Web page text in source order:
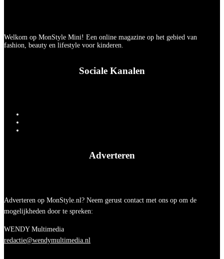
Welkom op MonStyle Mini! Een online magazine op het gebied van
fashion, beauty en lifestyle voor kinderen.
Sociale Kanalen
Adverteren
Adverteren op MonStyle.nl? Neem gerust contact met ons op om de
mogelijkheden door te spreken:
WENDY Multimedia
redactie@wendymultimedia.nl